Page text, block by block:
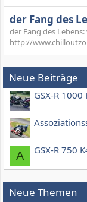
der Fang des
der Fang des Lebens:
http://
Neue Beiträge
GSX-R
A GSX-R 750
Neue Themen